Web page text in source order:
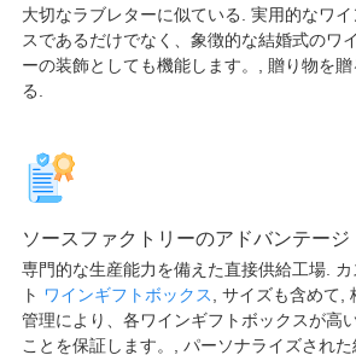
大切なラブレターに似ている. 実用的なワ
スであるだけでなく、象徴的な結婚式のワ
ーの装飾としても機能します。, 贈り物を
る.
ソースファクトリーのアドバンテージ
専門的な生産能力を備えた直接供給工場.
ト ワインギフトボックス
, サイズも含めて
管理により、各ワインギフトボックスが高
ことを保証します。, パーソナライズされ